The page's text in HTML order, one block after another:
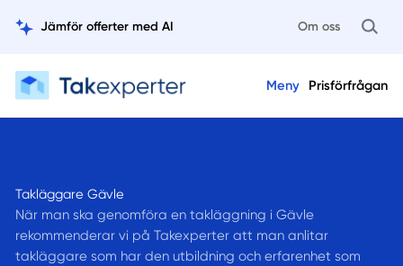
Jämför offerter med AI Om oss
Meny Prisförfrågan
Takläggare Gävle
När man ska genomföra en takläggning i Gävle
rekommenderar vi på Takexperter att man anlitar
takläggare som har den utbildning och erfarenhet som